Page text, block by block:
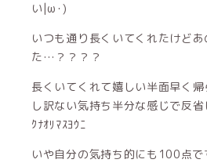
い|ω･)
いつも通り長くいてくれたけど
た…？？？？
長くいてくれて嬉しい半面早く
し訳ない気持ち半分な感じで反
ｸﾅｵﾘﾏｽﾖｳﾆ
いや自分の気持ち的にも100点